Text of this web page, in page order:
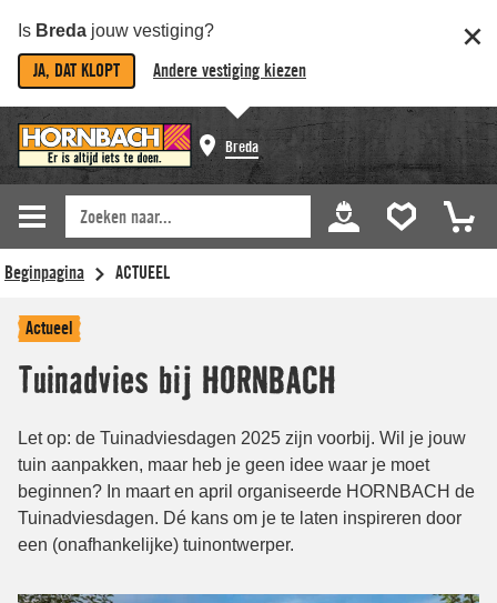
Is Breda jouw vestiging?
JA, DAT KLOPT Andere vestiging kiezen
Breda